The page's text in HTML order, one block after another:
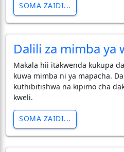
SOMA ZAIDI...
Dalili za mimba ya
Makala hii itakwenda kukupa
kuwa mimba ni ya mapacha.
kuthibitishwa na kipimo cha
kweli.
SOMA ZAIDI...